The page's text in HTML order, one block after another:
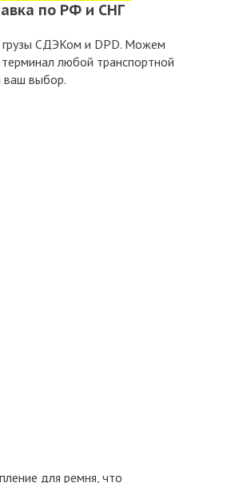
по РФ и СНГ
грузы СДЭКом и DPD. Можем
любой транспортной
ваш выбор.
для ремня, что